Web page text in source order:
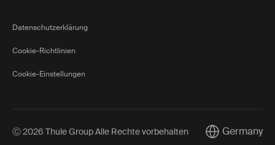
Datenschutzerklärung
Cookie-Richtlinien
Cookie-Einstellungen
Ⓒ 2026 Thule Group Alle Rechte vorbehalten CurrentGermany